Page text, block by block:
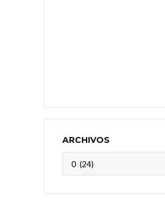
ARCHIVOS